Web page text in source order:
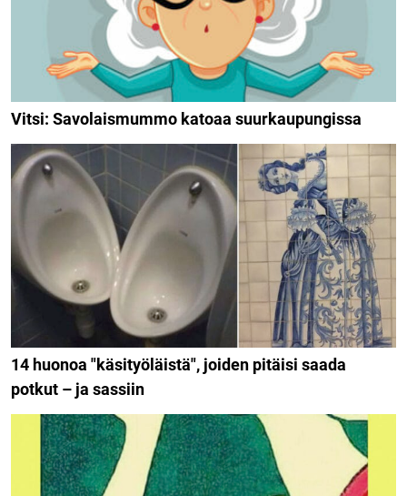
Vitsi: Savolaismummo katoaa suurkaupungissa
14 huonoa "käsityöläistä", joiden pitäisi saada
potkut – ja sassiin